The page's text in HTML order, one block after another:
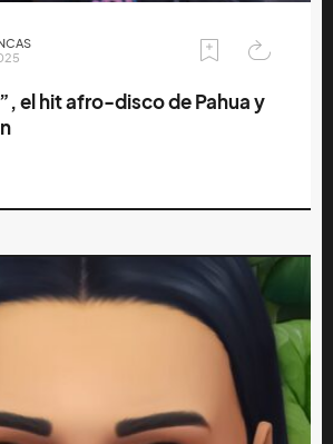
el hit afro-disco de Pahua y